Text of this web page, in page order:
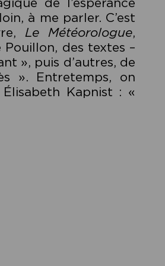
à me parler. C’est
Le Météorologue,
des textes –
», puis d’autres, de
». Entretemps, on
Kapnist : «